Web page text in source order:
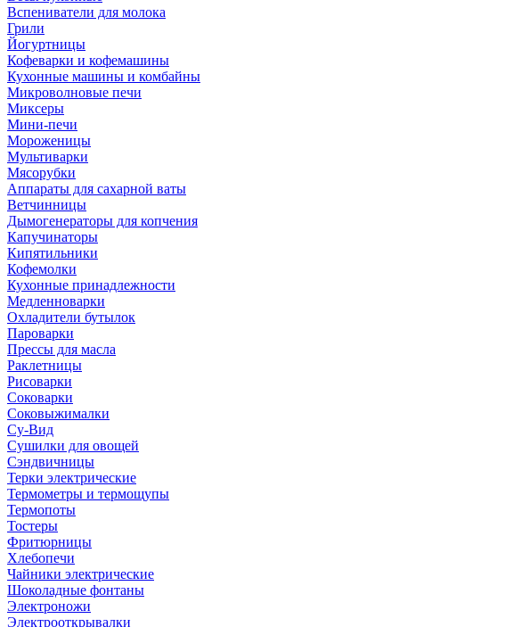
Вспениватели для молока
Грили
Йогуртницы
Кофеварки и кофемашины
Кухонные машины и комбайны
Микроволновые печи
Миксеры
Мини-печи
Мороженицы
Мультиварки
Мясорубки
Аппараты для сахарной ваты
Ветчинницы
Дымогенераторы для копчения
Капучинаторы
Кипятильники
Кофемолки
Кухонные принадлежности
Медленноварки
Охладители бутылок
Пароварки
Прессы для масла
Раклетницы
Рисоварки
Соковарки
Соковыжималки
Су-Вид
Сушилки для овощей
Сэндвичницы
Терки электрические
Термометры и термощупы
Термопоты
Тостеры
Фритюрницы
Хлебопечи
Чайники электрические
Шоколадные фонтаны
Электроножи
Электрооткрывалки